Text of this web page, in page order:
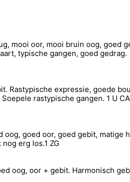
mooi oor, mooi bruin oog,
typische gangen, goed gedrag.
expressie, goede
rastypische gangen. 1 U
goed oor, goed gebit,
erg los.1 ZG
oog, oor + gebit. Harmonisch